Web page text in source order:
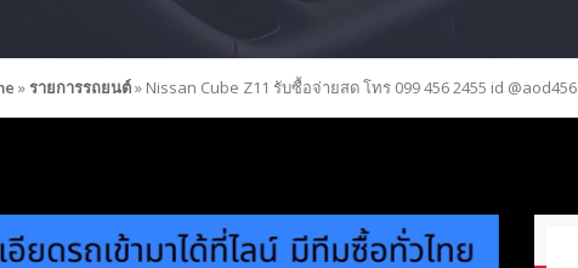
»รายการรถยนต์» Nissan Cube Z11 รับซื้อจ่ายสด โทร 099 456 2455 id @aod456